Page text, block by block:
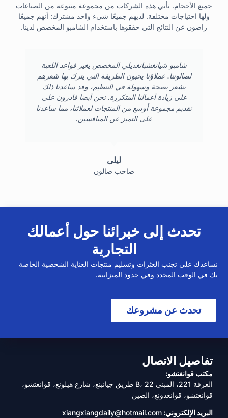
جميع الأحجام. تأتي هذه الشركات من مجموعة متنوعة من الصناعات
ولها احتياجات مختلفة. لديهم جميعًا شيء واحد مشترك: أنهم جميعًا
راضون عن النتائج التي حققوها باستخدام الشامبو المخصص لدينا.
شامبو شيانغشيانغديلي المخصص يغير قواعد اللعبة
لصالوننا. عملاؤنا يحبون الطريقة التي يترك بها شعرهم
يشعر بصحة وسهولة في التنظيم، وقد ساعدنا ذلك
على زيادة أعمالنا المتكررة. نحن أيضا قادرون على
تقديم مجموعة أوسع من المنتجات لعملائنا، مما ساعدنا
على التميز عن المنافسين.
ليلى
صاحب صالون
تحدث إلى خبرائنا حول أعمالك
التجارية
نساعدك على تجنب العثرات وتسليم منتجات العناية الشخصية الخاصة
بك في الوقت المحدد وفي حدود الميزانية.
تحدث عن مشروعك
تفاصيل الاتصال
مكتب قوانغتشو:
الغرفة 221، المبنى B، 22 طريق جيانبنغ، شارع هيلونغ، قوانغتشو،
قوانغتشو، قوانغدونغ، الصين
البريد الإلكتروني: xiangxiangdaily@hotmail.com